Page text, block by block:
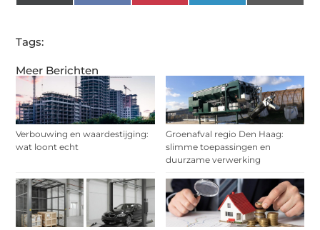
Meer Berichten
Verbouwing en waardestijging:
wat loont echt
Groenafval regio Den Haag:
slimme toepassingen en
duurzame verwerking
(Twitter)
Tags: